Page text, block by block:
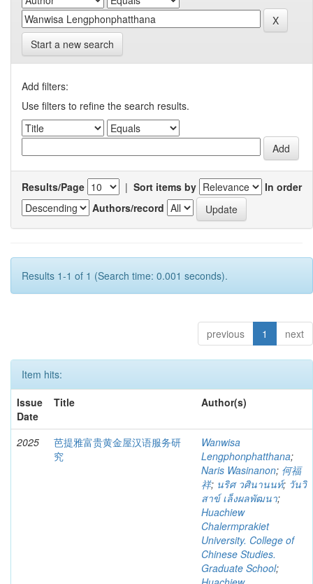
Start a new search
Add filters:
Use filters to refine the search results.
Results/Page | Sort items by
In order
Authors/record
Results 1-1 of 1 (Search time: 0.001 seconds).
previous 1 next
Item hits:
Issue
Date
Title Author(s)
2025
芭提雅富贵黄金屋汉语服务研
究
Wanwisa
Lengphonphatthana;
Naris Wasinanon; 何福
祥; นริศ วศินานนท์; วันวิ
สาข์ เล็งผลพัฒนา;
Huachiew
Chalermprakiet
University. College of
Chinese Studies.
Graduate School;